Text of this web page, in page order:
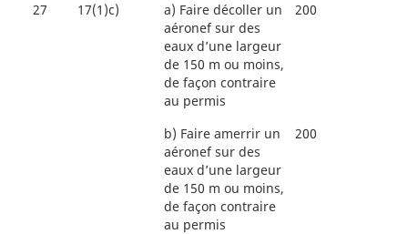
27 17(1)c) a) Faire décoller un
aéronef sur des
eaux d’une largeur
de 150 m ou moins,
de façon contraire
au permis
200
b) Faire amerrir un
aéronef sur des
eaux d’une largeur
de 150 m ou moins,
de façon contraire
au permis
200